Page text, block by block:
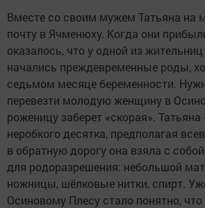
Вместе со своим мужем Татьяна на
почту в Ячменюху. Когда они
оказалось, что у одной из
начались преждевременные роды,
седьмом месяце беременности.
перевезти молодую женщину в
роженицу заберет «скорая».
неробкого десятка, предполагая
в обратную дорогу она взяла с
для родоразрешения: небольшой
ножницы, шёлковые нитки, спирт.
Осиновому Плесу стало понятно, что